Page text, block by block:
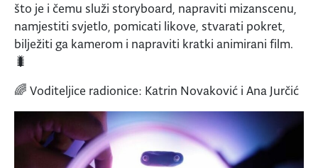
što je i čemu služi storyboard, napraviti mizanscenu,
namjestiti svjetlo, pomicati likove, stvarati pokret,
bilježiti ga kamerom i napraviti kratki animirani film.
🐛
🌈 Voditeljice radionice: Katrin Novaković i Ana Jurčić